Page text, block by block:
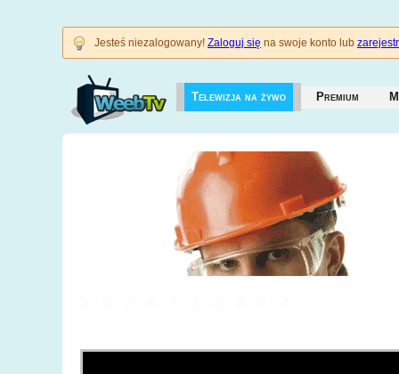
Jesteś niezalogowany! Zaloguj się na swoje konto lub
Telewizja na żywo Premium